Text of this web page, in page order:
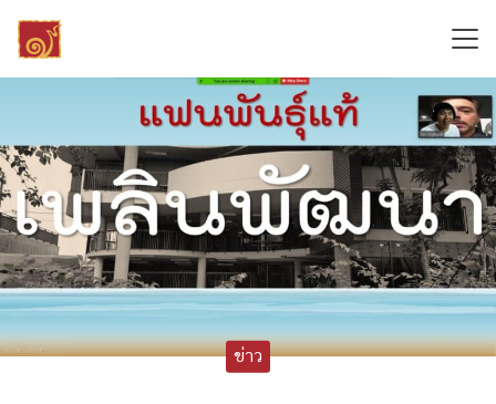
Skip
content
Search
ข่าว